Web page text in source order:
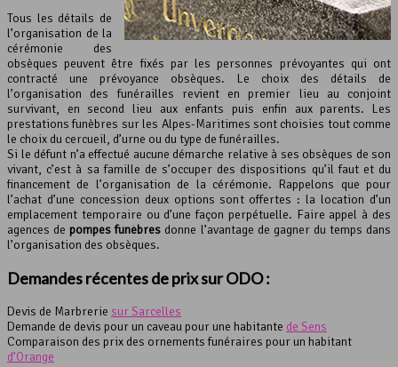
Tous les détails de
l’organisation de la
cérémonie des
obsèques peuvent être fixés par les personnes prévoyantes qui ont
contracté une prévoyance obsèques. Le choix des détails de
l’organisation des funérailles revient en premier lieu au conjoint
survivant, en second lieu aux enfants puis enfin aux parents. Les
prestations funèbres sur les Alpes-Maritimes sont choisies tout comme
le choix du cercueil, d’urne ou du type de funérailles.
Si le défunt n’a effectué aucune démarche relative à ses obsèques de son
vivant, c’est à sa famille de s’occuper des dispositions qu’il faut et du
financement de l’organisation de la cérémonie. Rappelons que pour
l’achat d’une concession deux options sont offertes : la location d’un
emplacement temporaire ou d’une façon perpétuelle. Faire appel à des
agences de pompes funèbres donne l’avantage de gagner du temps dans
l’organisation des obsèques.
Demandes récentes de prix sur ODO :
Devis de Marbrerie sur Sarcelles
Demande de devis pour un caveau pour une habitante de Sens
Comparaison des prix des ornements funéraires pour un habitant
d’Orange